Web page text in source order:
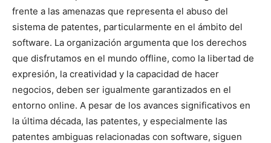
frente a las amenazas que representa el abuso del
sistema de patentes, particularmente en el ámbito del
software. La organización argumenta que los derechos
que disfrutamos en el mundo offline, como la libertad de
expresión, la creatividad y la capacidad de hacer
negocios, deben ser igualmente garantizados en el
entorno online. A pesar de los avances significativos en
la última década, las patentes, y especialmente las
patentes ambiguas relacionadas con software, siguen